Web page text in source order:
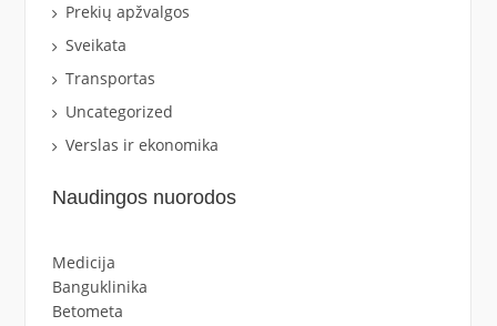
Prekių apžvalgos
Sveikata
Transportas
Uncategorized
Verslas ir ekonomika
Naudingos nuorodos
Medicija
Banguklinika
Betometa